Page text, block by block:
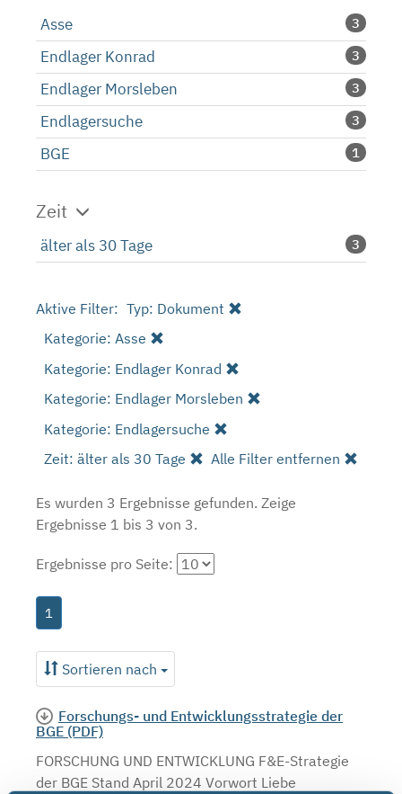
Asse 3
Endlager Konrad 3
Endlager Morsleben 3
Endlagersuche 3
BGE 1
Zeit
älter als 30 Tage 3
Aktive Filter: Typ: Dokument
Kategorie: Asse
Kategorie: Endlager Konrad
Kategorie: Endlager Morsleben
Kategorie: Endlagersuche
Zeit: älter als 30 Tage
Alle Filter entfernen
Es wurden 3 Ergebnisse gefunden. Zeige
Ergebnisse 1 bis 3 von 3.
Ergebnisse pro Seite:
1
Sortieren nach
Forschungs- und Entwicklungsstrategie der
BGE (PDF)
FORSCHUNG UND ENTWICKLUNG F&E-Strategie
der BGE Stand April 2024 Vorwort Liebe